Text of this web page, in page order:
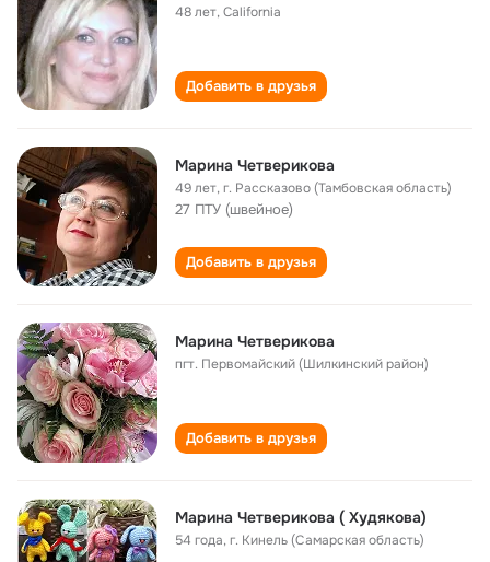
48 лет,California
Добавить в друзья
Марина Четверикова
49 лет,г. Рассказово (Тамбовская область)
27 ПТУ (швейное)
Добавить в друзья
Марина Четверикова
пгт. Первомайский (Шилкинский район)
Добавить в друзья
Марина Четверикова ( Худякова)
54 года,г. Кинель (Самарская область)